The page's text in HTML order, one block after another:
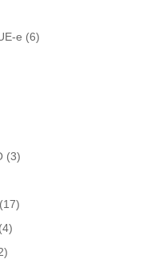
e (6)
(3)
(17)
(4)